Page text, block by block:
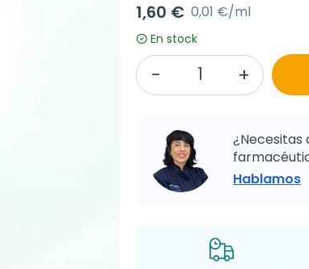
1,60 € 0,01 €/ml
En stock
¿Necesitas
Hablamos